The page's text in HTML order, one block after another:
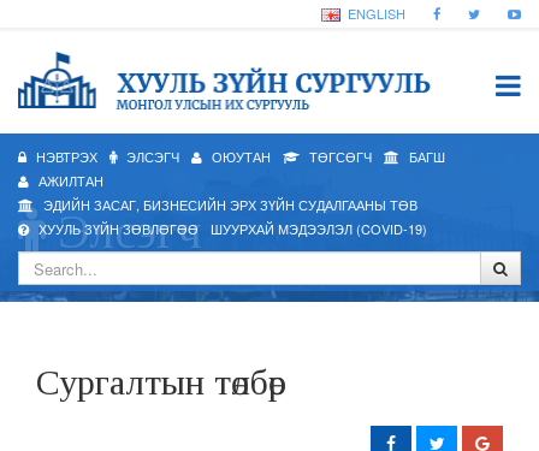
ENGLISH
НЭВТРЭХ ЭЛСЭГЧ ОЮУТАН ТӨГСӨГЧ
БАГШ
АЖИЛТАН
ЭДИЙН ЗАСАГ, БИЗНЕСИЙН ЭРХ ЗҮЙН СУДАЛГААНЫ ТӨВ
ХУУЛЬ ЗҮЙН ЗӨВЛӨГӨӨ
ШУУРХАЙ МЭДЭЭЛЭЛ (COVID-19)
Элсэгч
Сургалтын төлбөр